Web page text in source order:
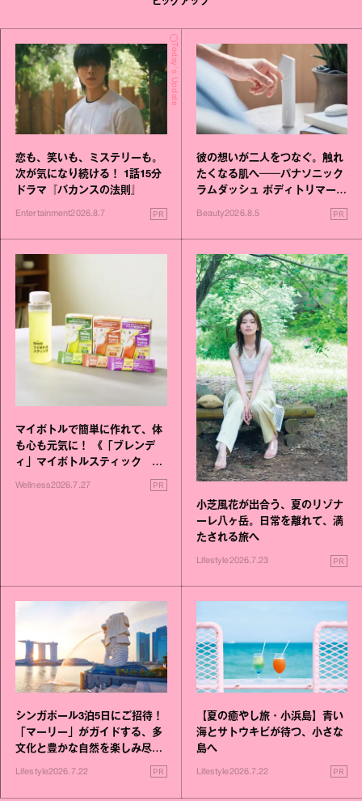
ピックアップ
Today's Update
恋も、笑いも、ミステリーも。
次が気になり続ける！ 1話15分
ドラマ『バカンスの法則』
Entertainment2026.8.7 PR
彼の想いが二人をつなぐ。触れ
たくなる肌へ──パナソニック
ラムダッシュ ボディトリマーが
Beauty2026.8.5 PR
マイボトルで簡単に作れて、体
も心も元気に！ 《「ブレンデ
ィ」マイボトルスティック い
いこと毎日》シリーズが誕生
Wellness2026.7.27 PR
小芝風花が出合う、夏のリゾナ
ーレ八ヶ岳。日常を離れて、満
たされる旅へ
Lifestyle2026.7.23 PR
シンガポール3泊5日にご招待！
「マーリー」がガイドする、多
文化と豊かな自然を楽しみ尽く
Lifestyle2026.7.22 PR
【夏の癒やし旅・小浜島】青い
海とサトウキビが待つ、小さな
島へ
Lifestyle2026.7.22 PR